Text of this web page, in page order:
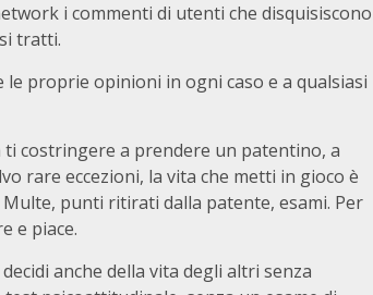
i commenti di utenti che disquisiscono
tratti.
proprie opinioni in ogni caso e a qualsiasi
costringere a prendere un patentino, a
rare eccezioni, la vita che metti in gioco è
punti ritirati dalla patente, esami. Per
e piace.
anche della vita degli altri senza